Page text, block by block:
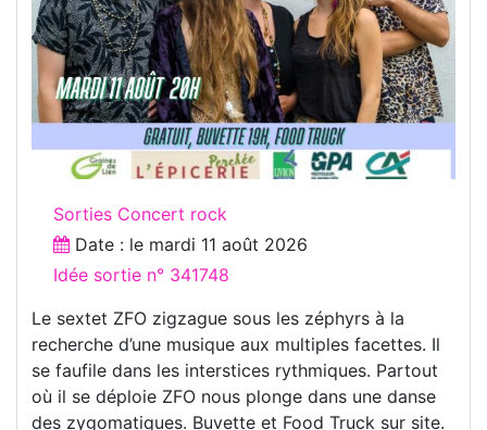
Sorties Concert rock
Date : le mardi 11 août 2026
Idée sortie n° 341748
Le sextet ZFO zigzague sous les zéphyrs à la
recherche d’une musique aux multiples facettes. Il
se faufile dans les interstices rythmiques. Partout
où il se déploie ZFO nous plonge dans une danse
des zygomatiques. Buvette et Food Truck sur site.